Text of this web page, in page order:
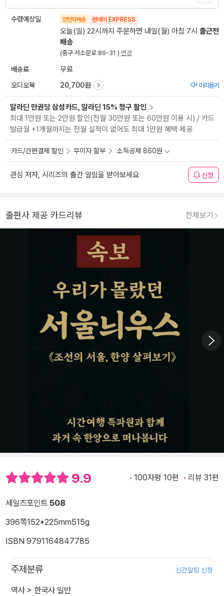
수령예상일 양탄자배송 썬데이 EXPRESS
오늘(일) 22시까지 주문하면 내일(월) 아침 7시 출근전
배송
(중구 서소문로 89-31 ) 변경
배송료 무료
오디오북 20,700원 미리듣기
알라딘 만권당 삼성카드, 알라딘 15% 청구 할인
최대 1만원 또는 2만원 할인(전월 30만원 또는 60만원 이용 시) / 카드
발급월 +1개월까지는 전월 실적이 없어도 최대 1만원 혜택 제공
카드/간편결제 할인 무이자 할부 소득공제 860원
관심 저자, 시리즈의 출간 알림을 받아보세요 신청
출판사 제공 카드리뷰 전체보기
9.9 100자평 10편 리뷰 31편
세일즈포인트 508
396쪽152*225mm515g
ISBN 9791164847785
주제분류 신간알림 신청
역사 > 한국사 일반